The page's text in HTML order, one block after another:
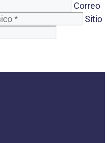
Correo
Sitio